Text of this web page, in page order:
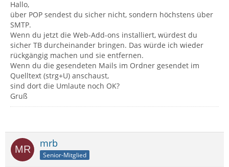
Hallo,
über POP sendest du sicher nicht, sondern höchstens über
SMTP.
Wenn du jetzt die Web-Add-ons installiert, würdest du
sicher TB durcheinander bringen. Das würde ich wieder
rückgängig machen und sie entfernen.
Wenn du die gesendeten Mails im Ordner gesendet im
Quelltext (strg+U) anschaust,
sind dort die Umlaute noch OK?
Gruß
mrb
Senior-Mitglied